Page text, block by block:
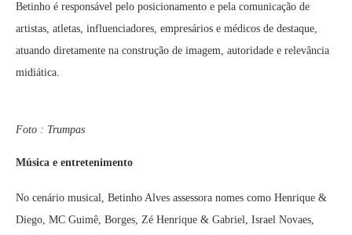
Betinho é responsável pelo posicionamento e pela comunicação de
artistas, atletas, influenciadores, empresários e médicos de destaque,
atuando diretamente na construção de imagem, autoridade e relevância
midiática.
Foto : Trumpas
Música e entretenimento
No cenário musical, Betinho Alves assessora nomes como Henrique &
Diego, MC Guimê, Borges, Zé Henrique & Gabriel, Israel Novaes,